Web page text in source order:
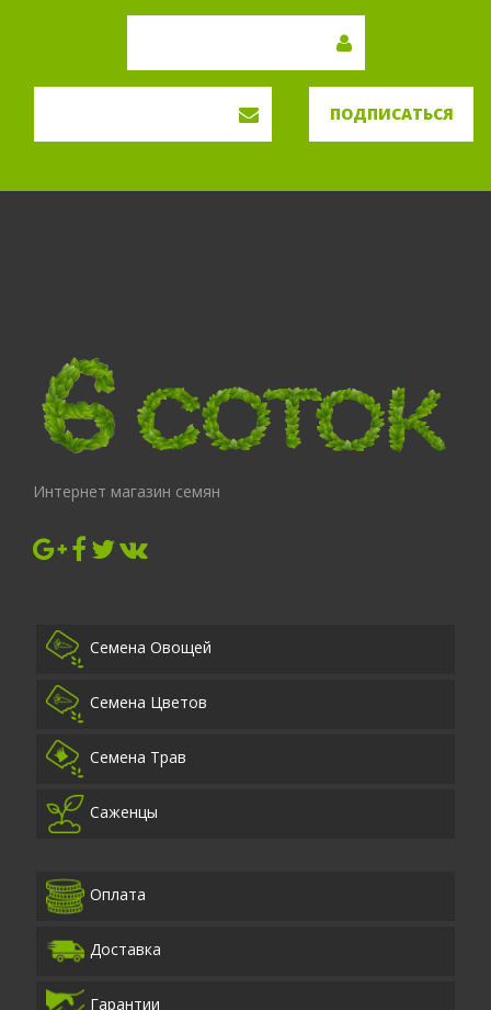
ПОДПИСАТЬСЯ
Интернет магазин семян
Семена Овощей
Семена Цветов
Семена Трав
Саженцы
Оплата
Доставка
Гарантии